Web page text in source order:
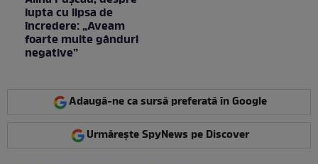
lupta cu lipsa de
încredere: „Aveam
foarte multe gânduri
negative”
Adaugă-ne ca sursă preferată în Google
Urmărește SpyNews pe Discover